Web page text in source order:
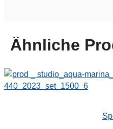
Ähnliche